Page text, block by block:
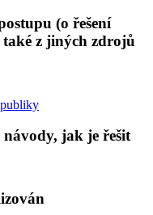
(o řešení
také z jiných zdrojů
návody, jak je řešit